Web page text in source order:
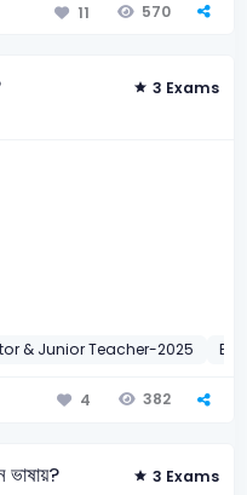
11 570
3 Exams
& Junior Teacher-2025
4 382
ভাষায়? 3 Exams